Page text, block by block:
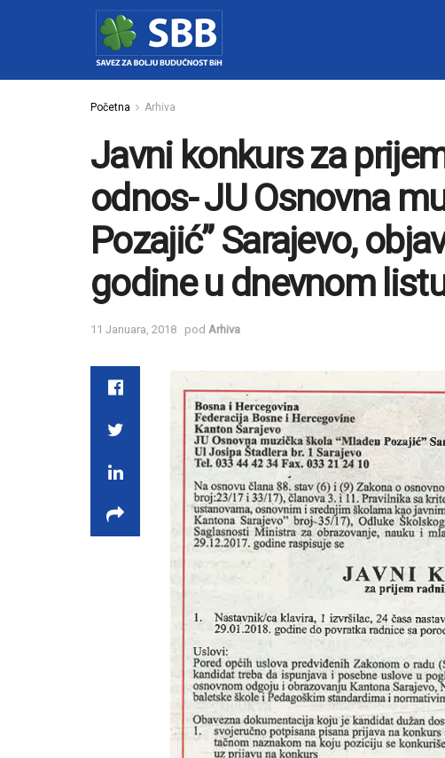
Početna Arhiva
Javni konkurs za
odnos- JU Osnovna
Pozajić” Sarajevo,
godine u dnevnom
11 Januara, 2018 pod Arhiva